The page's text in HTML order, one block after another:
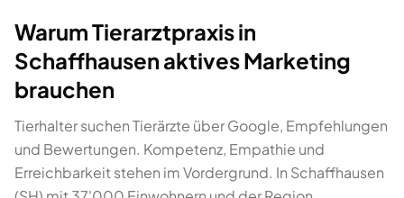
Warum Tierarztpraxis in
Schaffhausen aktives Marketing
brauchen
Tierhalter suchen Tierärzte über Google, Empfehlungen
und Bewertungen. Kompetenz, Empathie und
Erreichbarkeit stehen im Vordergrund. In Schaffhausen